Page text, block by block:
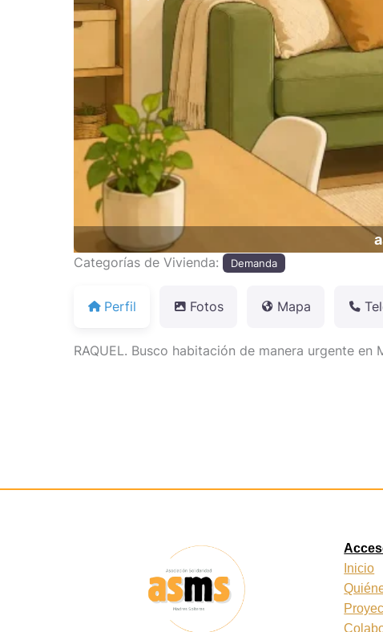
Categorías de Vivienda: Demanda
Perfil Fotos Mapa
RAQUEL. Busco habitación de manera urgente en
Inicio